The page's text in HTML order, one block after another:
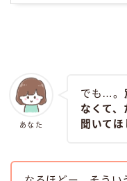
あなた
でも…。
なくて、
聞いてほ